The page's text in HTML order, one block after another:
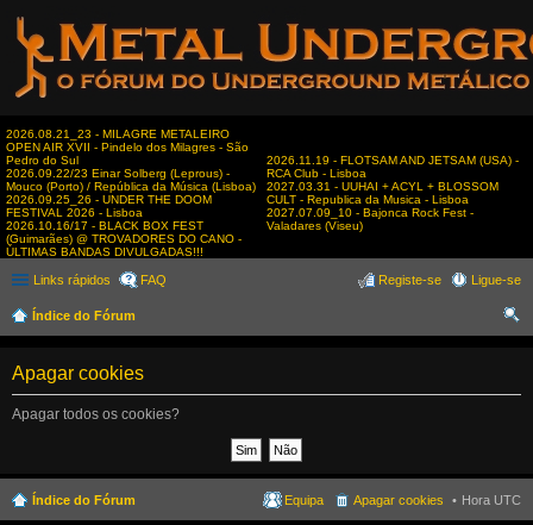
2026.08.21_23 - MILAGRE METALEIRO
OPEN AIR XVII - Pindelo dos Milagres - São
Pedro do Sul
2026.09.22/23 Einar Solberg (Leprous) -
Mouco (Porto) / República da Música (Lisboa)
2026.09.25_26 - UNDER THE DOOM
FESTIVAL 2026 - Lisboa
2026.10.16/17 - BLACK BOX FEST
(Guimarães) @ TROVADORES DO CANO -
ÚLTIMAS BANDAS DIVULGADAS!!!
2026.11.19 - FLOTSAM AND JETSAM (USA) -
RCA Club - Lisboa
2027.03.31 - UUHAI + ACYL + BLOSSOM
CULT - Republica da Musica - Lisboa
2027.07.09_10 - Bajonca Rock Fest -
Valadares (Viseu)
Links rápidos FAQ Ligue-se
Registe-se
Índice do Fórum
Apagar cookies
Apagar todos os cookies?
Índice do Fórum Hora UTC
Apagar cookies
Equipa